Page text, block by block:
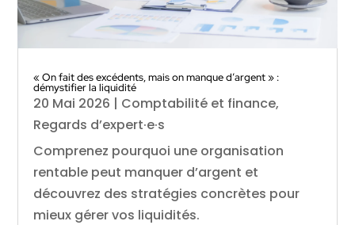
« On fait des excédents, mais on manque d’argent » :
démystifier la liquidité
20 Mai 2026 | Comptabilité et finance,
Regards d’expert·e·s
Comprenez pourquoi une organisation
rentable peut manquer d’argent et
découvrez des stratégies concrètes pour
mieux gérer vos liquidités.